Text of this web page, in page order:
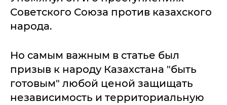
Советского Союза против казахского
народа.
Но самым важным в статье был
призыв к народу Казахстана "быть
готовым" любой ценой защищать
независимость и территориальную